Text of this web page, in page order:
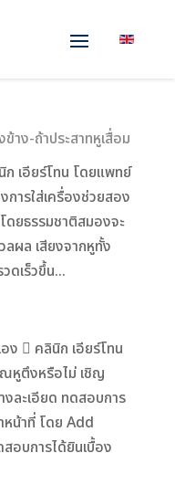
าง-ถ้าประสาทหูเสื่อม
เอียร์โทน โดยแพทย์
การใส่เครื่องช่วยสอง
ดยธรรมชาติสมองจะ
ลผล เสียงจากหูทั้ง
ดเร็วขึ้น...
ง  คลินิก เอียร์โทน
หูตึงหรือไม่ เชิญ
ละเอียด ทดสอบการ
น้าที่ โดย Add
บการได้ยินเบื้อง